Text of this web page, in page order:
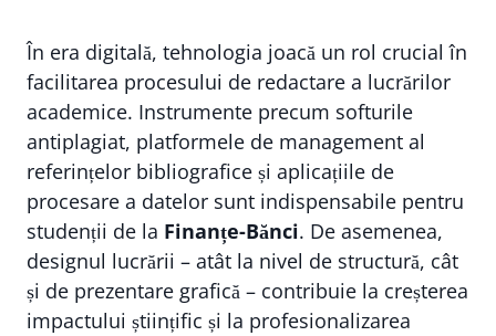
În era digitală, tehnologia joacă un rol crucial în
facilitarea procesului de redactare a lucrărilor
academice. Instrumente precum softurile
antiplagiat, platformele de management al
referințelor bibliografice și aplicațiile de
procesare a datelor sunt indispensabile pentru
studenții de la Finanțe-Bănci. De asemenea,
designul lucrării – atât la nivel de structură, cât
și de prezentare grafică – contribuie la creșterea
impactului științific și la profesionalizarea